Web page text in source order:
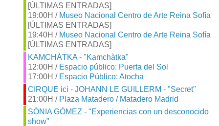
[ÚLTIMAS ENTRADAS]
19:00H / Museo Nacional Centro de Arte Reina Sofía
[ÚLTIMAS ENTRADAS]
19:40H / Museo Nacional Centro de Arte Reina Sofía
[ÚLTIMAS ENTRADAS]
KAMCHÀTKA - "Kamchàtka"
12:00H / Espacio público: Puerta del Sol
17:00H / Espacio Público: Atocha
CIRQUE ici - JOHANN LE GUILLERM - "Secret"
21:00H / Plaza Matadero / Matadero Madrid
SÒNIA GÓMEZ - "Experiencias con un desconocido
show"